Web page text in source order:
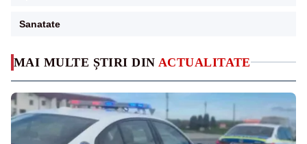
MAI MULTE ȘTIRI DIN ACTUALITATE
Sanatate